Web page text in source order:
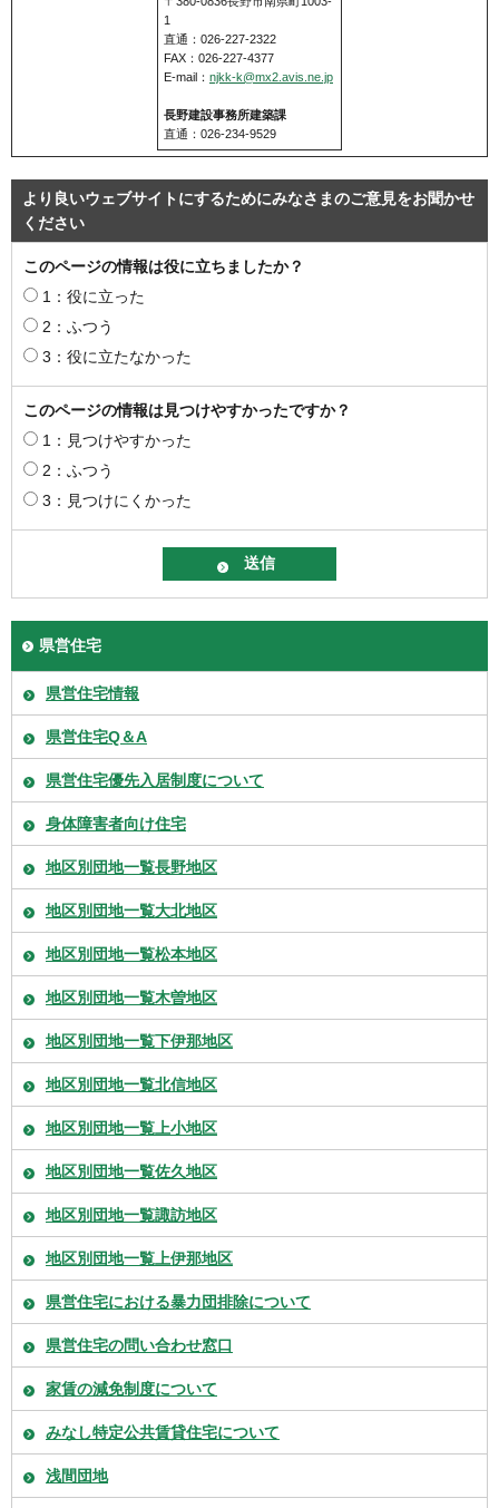
1
直通：026-227-2322
FAX：026-227-4377
E-mail： njkk-k@mx2.avis.ne.jp
長野建設事務所建築課
直通：026-234-9529
より良いウェブサイトにするためにみなさまのご意見をお聞かせ
ください
このページの情報は役に立ちましたか？
1：役に立った
2：ふつう
3：役に立たなかった
このページの情報は見つけやすかったですか？
1：見つけやすかった
2：ふつう
3：見つけにくかった
県営住宅
県営住宅情報
県営住宅Q＆A
県営住宅優先入居制度について
身体障害者向け住宅
地区別団地一覧長野地区
地区別団地一覧大北地区
地区別団地一覧松本地区
地区別団地一覧木曽地区
地区別団地一覧下伊那地区
地区別団地一覧北信地区
地区別団地一覧上小地区
地区別団地一覧佐久地区
地区別団地一覧諏訪地区
地区別団地一覧上伊那地区
県営住宅における暴力団排除について
県営住宅の問い合わせ窓口
家賃の減免制度について
みなし特定公共賃貸住宅について
浅間団地